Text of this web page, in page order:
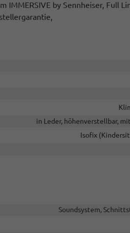
IMMERSIVE by Sennheiser, Full
in Leder, höhenverstellbar,
Isofix
Soundsystem,